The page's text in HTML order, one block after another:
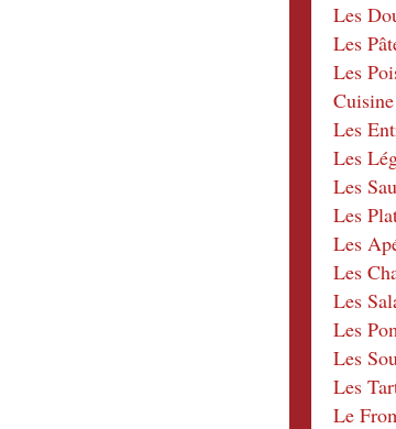
Les
Les
Les
Les
Les
Les
Les
Les
Les
Les
Les
Les
Les
Le